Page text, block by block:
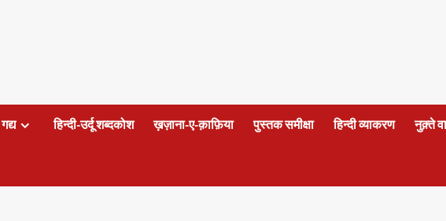
गद्य हिन्दी-उर्दू शब्दकोश ख़ज़ाना-ए-क़ाफ़िया पुस्तक समीक्षा हिन्दी व्याकरण नुक़्ते